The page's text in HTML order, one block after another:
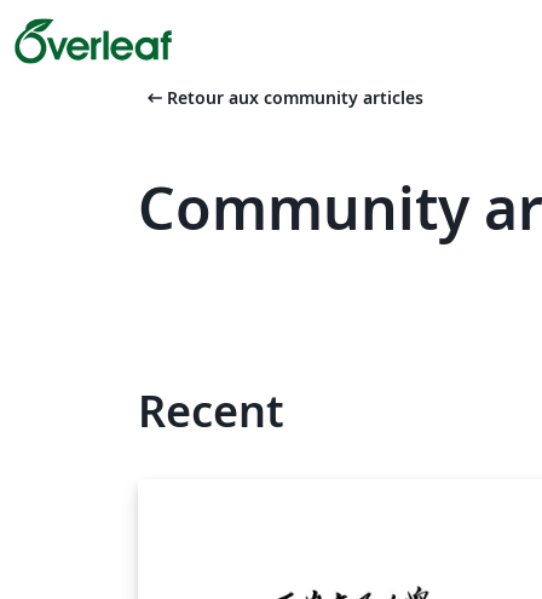
arrow_left_alt Retour aux community articles
Community
Recent